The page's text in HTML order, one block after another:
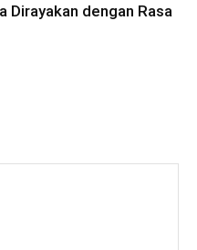
Dirayakan dengan Rasa